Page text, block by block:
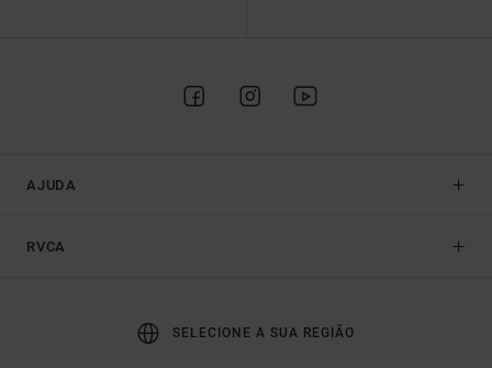
AJUDA
RVCA
SELECIONE A SUA REGIÃO